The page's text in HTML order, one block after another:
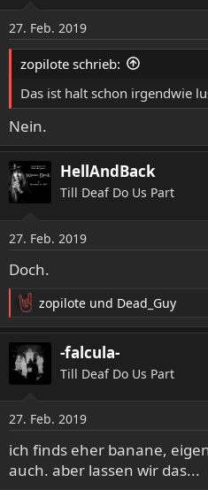
27. Feb. 2019
zopilote schrieb:
Das ist halt schon irgendwie
Nein.
HellAndBack
Till Deaf Do Us Part
27. Feb. 2019
Doch.
R
e
a
k
t
n
e
n
:
zopilote und Dead_Guy
-falcula-
Till Deaf Do Us Part
27. Feb. 2019
ich finds eher banane,
auch. aber lassen wir das...